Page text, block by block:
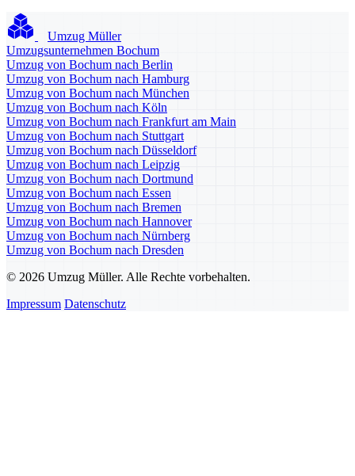
Umzug Müller
Umzugsunternehmen Bochum
Umzug von Bochum nach Berlin
Umzug von Bochum nach Hamburg
Umzug von Bochum nach München
Umzug von Bochum nach Köln
Umzug von Bochum nach Frankfurt am Main
Umzug von Bochum nach Stuttgart
Umzug von Bochum nach Düsseldorf
Umzug von Bochum nach Leipzig
Umzug von Bochum nach Dortmund
Umzug von Bochum nach Essen
Umzug von Bochum nach Bremen
Umzug von Bochum nach Hannover
Umzug von Bochum nach Nürnberg
Umzug von Bochum nach Dresden
© 2026 Umzug Müller. Alle Rechte vorbehalten.
Impressum Datenschutz